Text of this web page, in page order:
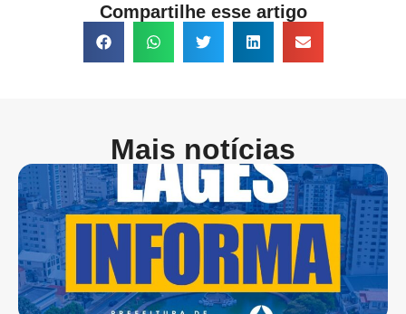
Compartilhe esse artigo
Mais notícias